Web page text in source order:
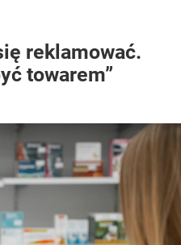
reklamować.
towarem”